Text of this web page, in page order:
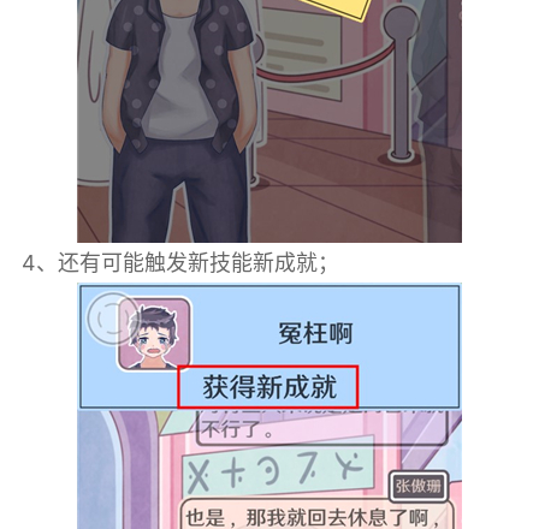
4、还有可能触发新技能新成就；